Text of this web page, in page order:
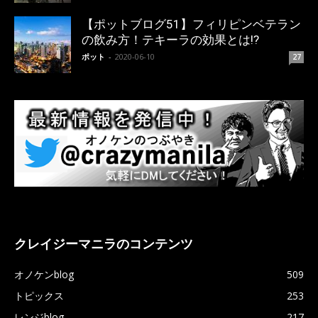
【ポットブログ51】フィリピンベテラン
の飲み方！テキーラの効果とは!?
ポット - 2020-06-10 27
クレイジーマニラのコンテンツ
オノケンblog
509
トピックス
253